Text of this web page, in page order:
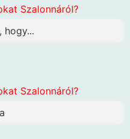
Szalonnáról?
hogy...
Szalonnáról?